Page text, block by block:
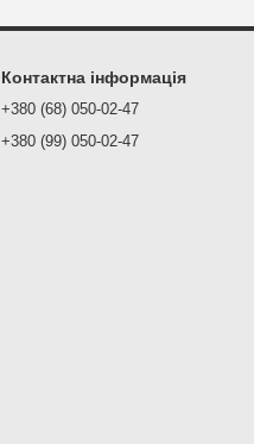
Контактна інформація
+380 (68) 050-02-47
+380 (99) 050-02-47